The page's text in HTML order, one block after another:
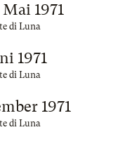
1971
di Luna
1971
di Luna
1971
di Luna